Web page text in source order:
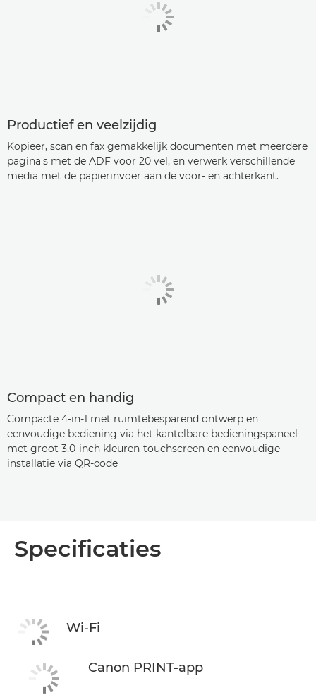
Productief en veelzijdig
Kopieer, scan en fax gemakkelijk documenten met meerdere
pagina's met de ADF voor 20 vel, en verwerk verschillende
media met de papierinvoer aan de voor- en achterkant.
Compact en handig
Compacte 4-in-1 met ruimtebesparend ontwerp en
eenvoudige bediening via het kantelbare bedieningspaneel
met groot 3,0-inch kleuren-touchscreen en eenvoudige
installatie via QR-code
Specificaties
Wi-Fi
Canon PRINT-app